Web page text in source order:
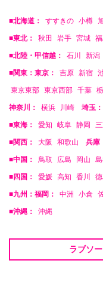
■北海道： すすきの 小樽
■東北： 秋田 岩手 宮城
■北陸・甲信越： 石川 新潟
■関東：東京： 吉原 新宿
東京東部 東京西部 千葉
神奈川： 横浜 川崎 埼玉：
■東海： 愛知 岐阜 静岡
■関西： 大阪 和歌山 兵庫
■中国： 鳥取 広島 岡山
■四国： 愛媛 高知 香川
■九州：福岡： 中洲 小倉
■沖縄： 沖縄
ラブソ